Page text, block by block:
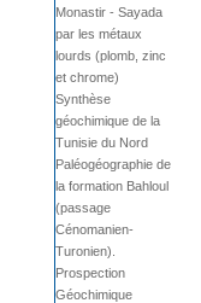
Monastir - Sayada
par les métaux
lourds (plomb, zinc
et chrome)
Synthèse
géochimique de la
Tunisie du Nord
Paléogéographie de
la formation Bahloul
(passage
Cénomanien-
Turonien).
Prospection
Géochimique